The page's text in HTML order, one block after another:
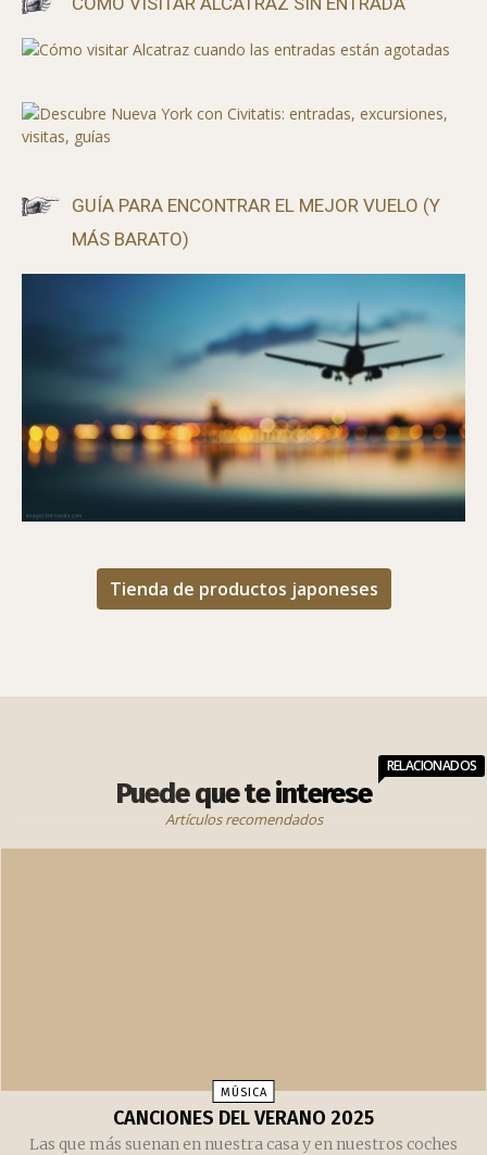
GUÍA PARA ENCONTRAR EL MEJOR VUELO (Y
MÁS BARATO)
Tienda de productos japoneses
Puede que te interese
RELACIONADOS
Artículos recomendados
MÚSICA
CANCIONES DEL VERANO 2025
Las que más suenan en nuestra casa y en nuestros coches